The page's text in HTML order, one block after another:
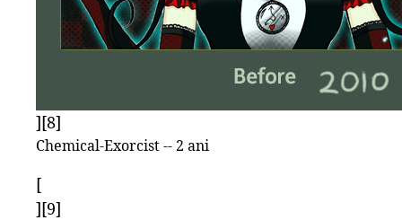
][8]
Chemical-Exorcist -- 2 ani
[
][9]